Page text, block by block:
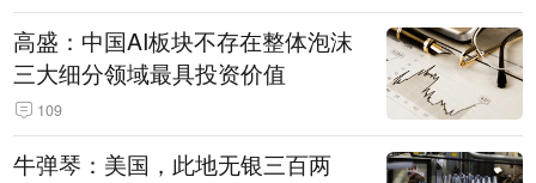
高盛：中国AI板块不存在整体泡沫
三大细分领域最具投资价值
109
牛弹琴：美国，此地无银三百两